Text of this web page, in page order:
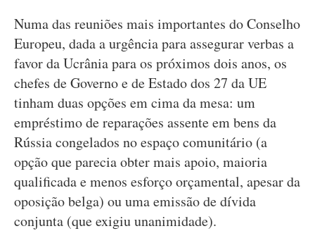
Numa das reuniões mais importantes do Conselho
Europeu, dada a urgência para assegurar verbas a
favor da Ucrânia para os próximos dois anos, os
chefes de Governo e de Estado dos 27 da UE
tinham duas opções em cima da mesa: um
empréstimo de reparações assente em bens da
Rússia congelados no espaço comunitário (a
opção que parecia obter mais apoio, maioria
qualificada e menos esforço orçamental, apesar da
oposição belga) ou uma emissão de dívida
conjunta (que exigiu unanimidade).